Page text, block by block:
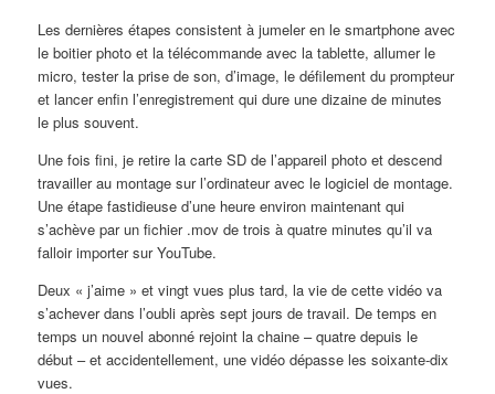
Les dernières étapes consistent à jumeler en le smartphone avec
le boitier photo et la télécommande avec la tablette, allumer le
micro, tester la prise de son, d’image, le défilement du prompteur
et lancer enfin l’enregistrement qui dure une dizaine de minutes
le plus souvent.
Une fois fini, je retire la carte SD de l’appareil photo et descend
travailler au montage sur l’ordinateur avec le logiciel de montage.
Une étape fastidieuse d’une heure environ maintenant qui
s’achève par un fichier .mov de trois à quatre minutes qu’il va
falloir importer sur YouTube.
Deux « j’aime » et vingt vues plus tard, la vie de cette vidéo va
s’achever dans l’oubli après sept jours de travail. De temps en
temps un nouvel abonné rejoint la chaine – quatre depuis le
début – et accidentellement, une vidéo dépasse les soixante-dix
vues.